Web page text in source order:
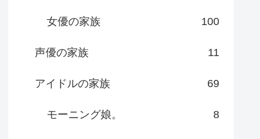
女優の家族 100
声優の家族 11
アイドルの家族 69
モーニング娘。 8